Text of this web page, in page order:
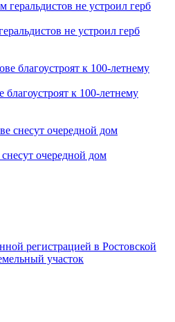
не устроил герб
благоустроят к 100-летнему
очередной дом
регистрацией в Ростовской
участок